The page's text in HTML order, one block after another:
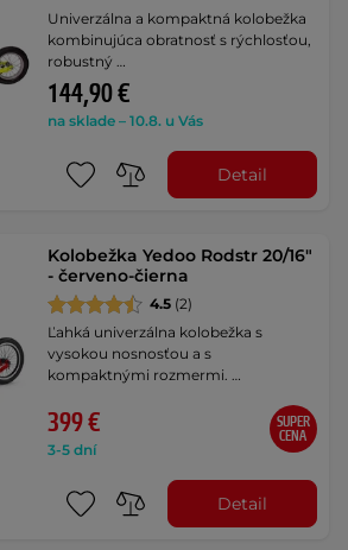
Univerzálna a kompaktná kolobežka
kombinujúca obratnosť s rýchlosťou,
robustný …
144,90 €
na sklade – 10.8. u Vás
Detail
Kolobežka Yedoo Rodstr 20/16"
- červeno-čierna
4.5 (2)
Ľahká univerzálna kolobežka s
vysokou nosnosťou a s
kompaktnými rozmermi. …
399 €
3-5 dní
SUPER
CENA
Detail